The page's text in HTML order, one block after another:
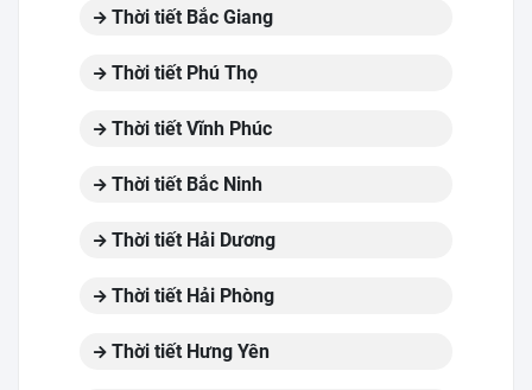
Thời tiết Bắc Giang
Thời tiết Phú Thọ
Thời tiết Vĩnh Phúc
Thời tiết Bắc Ninh
Thời tiết Hải Dương
Thời tiết Hải Phòng
Thời tiết Hưng Yên